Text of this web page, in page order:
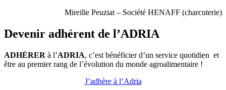
Mireille Peuziat – Société HENAFF (charcuterie)
Devenir adhérent de l’ADRIA
ADHÉRER à l’ADRIA, c’est bénéficier d’un service quotidien et
être au premier rang de l’évolution du monde agroalimentaire !
J’adhère à l’Adria